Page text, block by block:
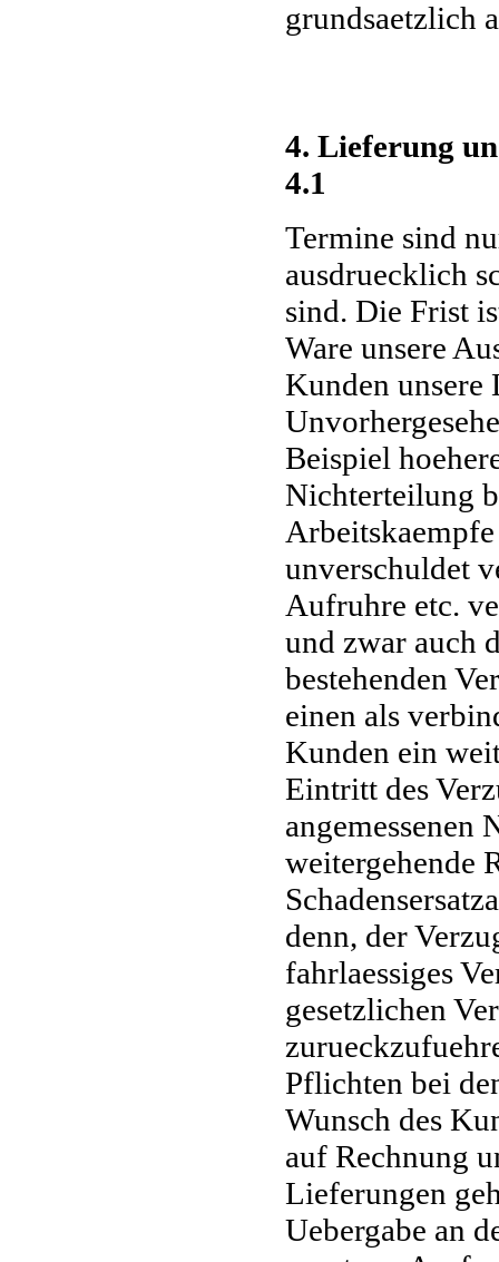
grundsaetzlich
4. Lieferung
4.1
Termine sind
ausdruecklich
sind. Die Frist
Ware unsere
Kunden unsere
Beispiel
Nichterteilung
unverschuldet
Aufruhre etc.
und zwar auch
bestehenden
einen als
Kunden ein
Eintritt des
angemessenen
weitergehende
denn, der
fahrlaessiges
gesetzlichen
Pflichten bei
Wunsch des
auf Rechnung
Lieferungen
Uebergabe an